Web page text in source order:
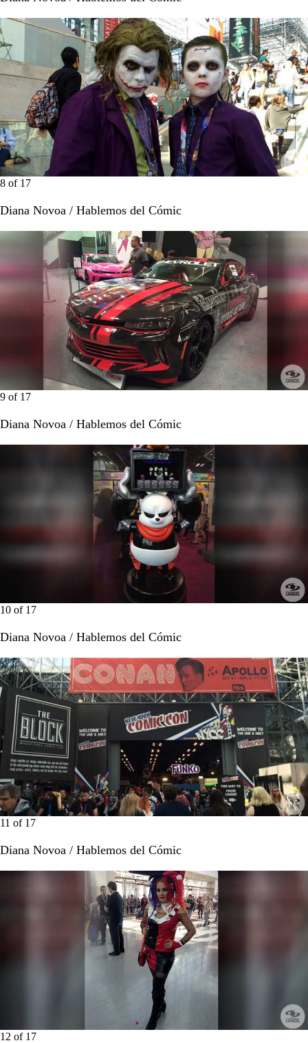
8 of 17
Diana Novoa / Hablemos del Cómic
9 of 17
Diana Novoa / Hablemos del Cómic
10 of 17
Diana Novoa / Hablemos del Cómic
11 of 17
Diana Novoa / Hablemos del Cómic
12 of 17